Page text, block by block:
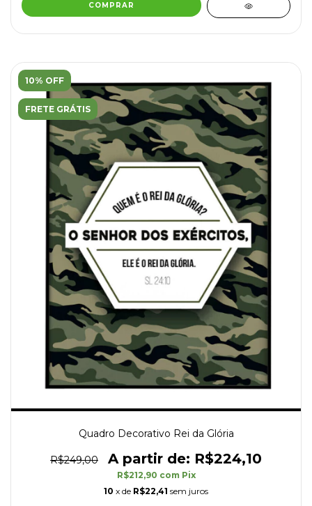
COMPRAR
10% OFF
FRETE GRÁTIS
Quadro Decorativo Rei da Glória
R$249,00 R$224,10
R$212,90 com Pix
10 x de R$22,41 sem juros